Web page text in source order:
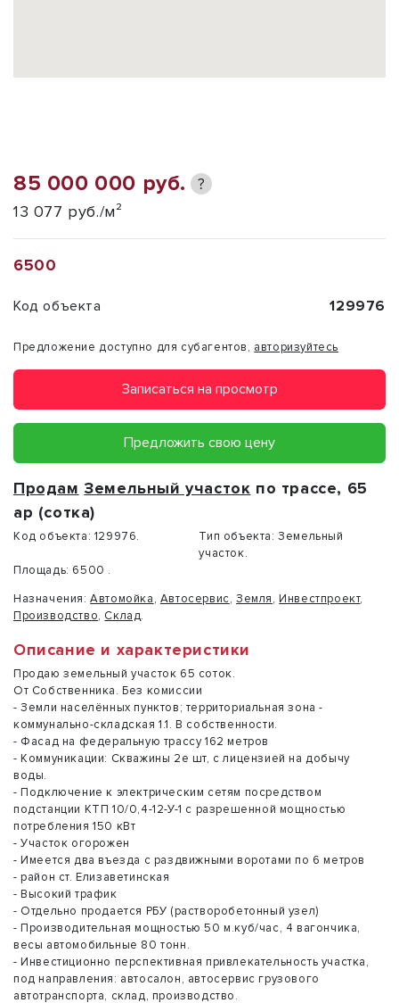
85 000 000 руб. ?
13 077 руб./м²
6500
Код объекта 129976
Предложение доступно для субагентов, авторизуйтесь
Записаться на просмотр
Предложить свою цену
Продам Земельный участок по трассе, 65
ар (сотка)
Код объекта: 129976. Тип объекта: Земельный
участок.
Площадь: 6500 .
Назначения: Автомойка, Автосервис,Земля, Инвестпроект,
Производство, Склад.
Описание и характеристики
Продаю земельный участок 65 соток.
От Собственника. Без комиссии
- Земли населённых пунктов; территориальная зона -
коммунально-складская 1.1. В собственности.
- Фасад на федеральную трассу 162 метров
- Коммуникации: Скважины 2е шт, с лицензией на добычу
воды.
- Подключение к электрическим сетям посредством
подстанции КТП 10/0,4-12-У-1 с разрешенной мощностью
потребления 150 кВт
- Участок огорожен
- Имеется два въезда с раздвижными воротами по 6 метров
- район ст. Елизаветинская
- Высокий трафик
- Отдельно продается РБУ (растворобетонный узел)
- Производительная мощностью 50 м.куб/час, 4 вагончика,
весы автомобильные 80 тонн.
- Инвестиционно перспективная привлекательность участка,
под направления: автосалон, автосервис грузового
автотранспорта, склад, производство.